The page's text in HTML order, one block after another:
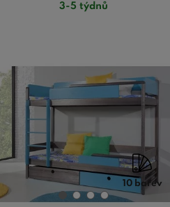
3-5 týdnů
10 barev